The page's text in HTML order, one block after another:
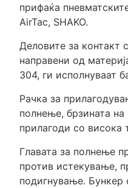
прифаќа
AirTac, SHAKO.
Деловите за контакт
направени од
304, ги исполнуваат
Рачка за
полнење, брзината
прилагоди со висока
Главата за полнење
против истекување,
подигнување.